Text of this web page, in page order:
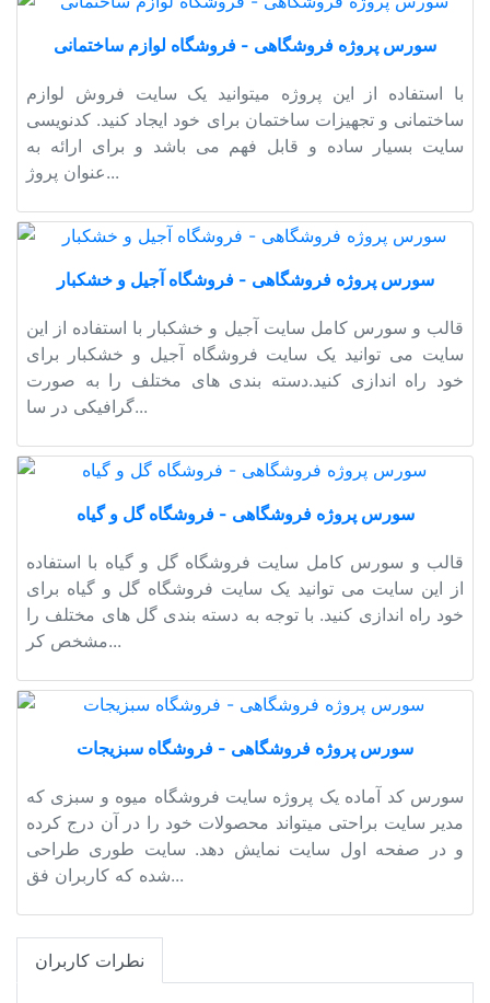
سورس پروژه فروشگاهی - فروشگاه لوازم ساختمانی
با استفاده از این پروژه میتوانید یک سایت فروش لوازم
ساختمانی و تجهیزات ساختمان برای خود ایجاد کنید. کدنویسی
سایت بسیار ساده و قابل فهم می باشد و برای ارائه به
عنوان پروژ...
سورس پروژه فروشگاهی - فروشگاه آجیل و خشکبار
قالب و سورس کامل سایت آجیل و خشکبار با استفاده از این
سایت می توانید یک سایت فروشگاه آجیل و خشکبار برای
خود راه اندازی کنید.دسته بندی های مختلف را به صورت
گرافیکی در سا...
سورس پروژه فروشگاهی - فروشگاه گل و گیاه
قالب و سورس کامل سایت فروشگاه گل و گیاه با استفاده
از این سایت می توانید یک سایت فروشگاه گل و گیاه برای
خود راه اندازی کنید. با توجه به دسته بندی گل های مختلف را
مشخص کر...
سورس پروژه فروشگاهی - فروشگاه سبزیجات
سورس کد آماده یک پروژه سایت فروشگاه میوه و سبزی که
مدیر سایت براحتی میتواند محصولات خود را در آن درج کرده
و در صفحه اول سایت نمایش دهد. سایت طوری طراحی
شده که کاربران فق...
نطرات کاربران